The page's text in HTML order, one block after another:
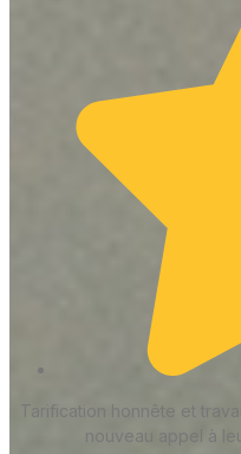
Tarification honnête et
nouveau appel à